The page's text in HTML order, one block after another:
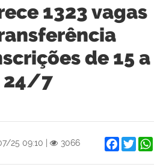
1323 vagas
de 15 a
24/7
25 09:10 3066 Facebook
Twitter